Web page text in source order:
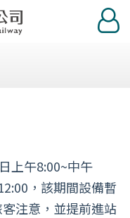
登
入
上午8:00~中午
，該期間設備暫
注意，並提前進站